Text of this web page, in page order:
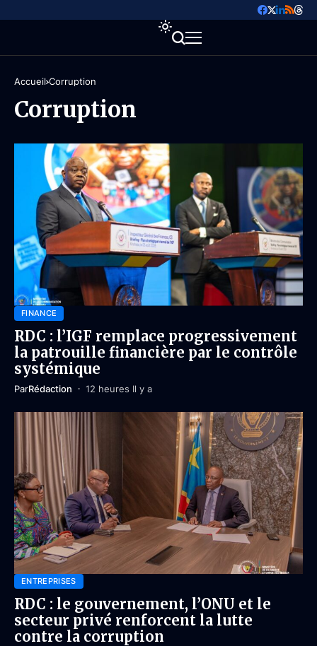
Accueil Corruption
Corruption
FINANCE
RDC : l’IGF remplace progressivement
la patrouille financière par le contrôle
systémique
ParRédaction 12 heures Il y a
ENTREPRISES
RDC : le gouvernement, l’ONU et le
secteur privé renforcent la lutte
contre la corruption